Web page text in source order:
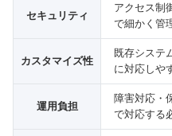
セキュリティ
アクセス制
で細かく管
カスタマイズ性
既存システ
に対応しや
運用負担
障害対応・
で対応する